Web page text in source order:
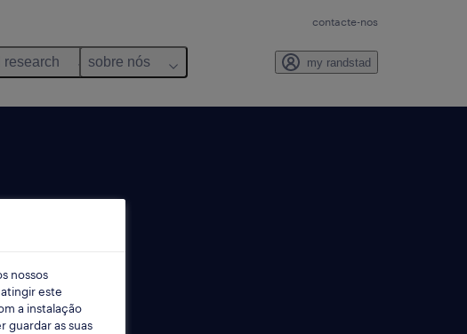
contacte-nos
research sobre nós my randstad
nossos
este
a instalação
guardar as suas